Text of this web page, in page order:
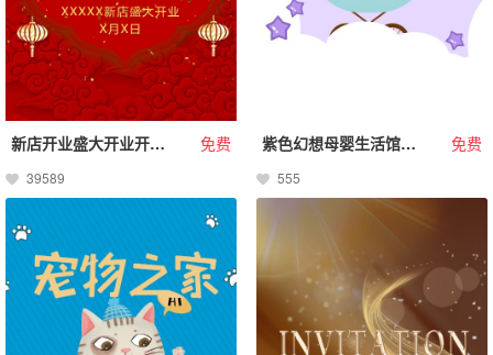
新店开业盛大开业开业宣传新店开张 免费
39589
紫色幻想母婴生活馆活动通知邀请函 免费
555